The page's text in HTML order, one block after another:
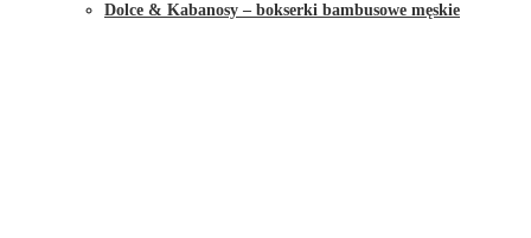
Dolce & Kabanosy – bokserki bambusowe męskie